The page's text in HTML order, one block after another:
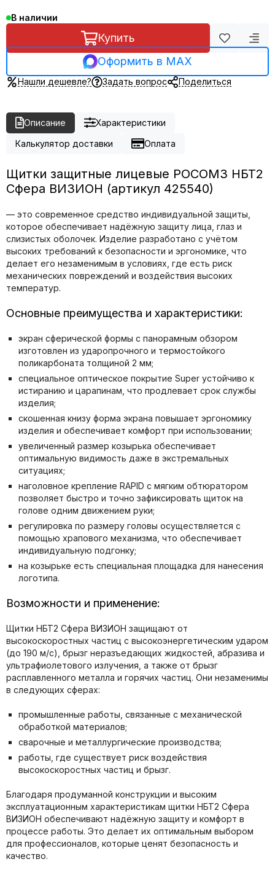
В наличии
Купить
Оформить в MAX
Нашли дешевле? Задать вопрос Поделиться
Описание
Характеристики
Калькулятор доставки
Оплата
Щитки защитные лицевые РОСОМЗ НБТ2
Сфера ВИЗИОН (артикул 425540)
— это современное средство индивидуальной защиты,
которое обеспечивает надёжную защиту лица, глаз и
слизистых оболочек. Изделие разработано с учётом
высоких требований к безопасности и эргономике, что
делает его незаменимым в условиях, где есть риск
механических повреждений и воздействия высоких
температур.
Основные преимущества и характеристики:
экран сферической формы с панорамным обзором
изготовлен из ударопрочного и термостойкого
поликарбоната толщиной 2 мм;
специальное оптическое покрытие Super устойчиво к
истиранию и царапинам, что продлевает срок службы
изделия;
скошенная книзу форма экрана повышает эргономику
изделия и обеспечивает комфорт при использовании;
увеличенный размер козырька обеспечивает
оптимальную видимость даже в экстремальных
ситуациях;
наголовное крепление RAPID с мягким обтюратором
позволяет быстро и точно зафиксировать щиток на
голове одним движением руки;
регулировка по размеру головы осуществляется с
помощью храпового механизма, что обеспечивает
индивидуальную подгонку;
на козырьке есть специальная площадка для нанесения
логотипа.
Возможности и применение:
Щитки НБТ2 Сфера ВИЗИОН защищают от
высокоскоростных частиц с высокоэнергетическим ударом
(до 190 м/с), брызг неразъедающих жидкостей, абразива и
ультрафиолетового излучения, а также от брызг
расплавленного металла и горячих частиц. Они незаменимы
в следующих сферах:
промышленные работы, связанные с механической
обработкой материалов;
сварочные и металлургические производства;
работы, где существует риск воздействия
высокоскоростных частиц и брызг.
Благодаря продуманной конструкции и высоким
эксплуатационным характеристикам щитки НБТ2 Сфера
ВИЗИОН обеспечивают надёжную защиту и комфорт в
процессе работы. Это делает их оптимальным выбором
для профессионалов, которые ценят безопасность и
качество.